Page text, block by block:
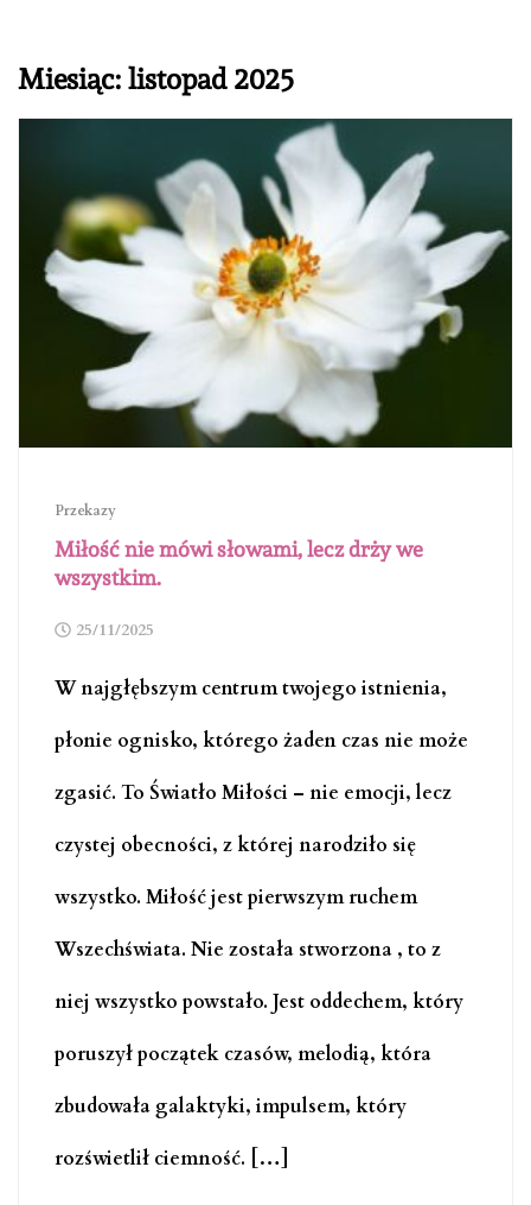
Miesiąc: listopad 2025
Przekazy
Miłość nie mówi słowami, lecz drży we
wszystkim.
25/11/2025
W najgłębszym centrum twojego istnienia,
płonie ognisko, którego żaden czas nie może
zgasić. To Światło Miłości – nie emocji, lecz
czystej obecności, z której narodziło się
wszystko. Miłość jest pierwszym ruchem
Wszechświata. Nie została stworzona , to z
niej wszystko powstało. Jest oddechem, który
poruszył początek czasów, melodią, która
zbudowała galaktyki, impulsem, który
rozświetlił ciemność. […]